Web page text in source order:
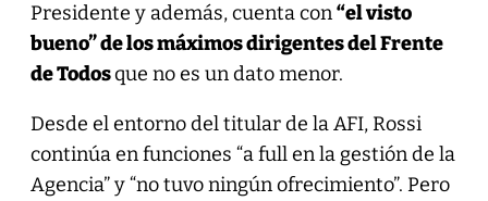
Presidente y además, cuenta con“el visto
bueno” de los máximos dirigentes del Frente
de Todosque no es un dato menor.
Desde el entorno del titular de la AFI, Rossi
continúa en funciones “a full en la gestión de la
Agencia” y “no tuvo ningún ofrecimiento”. Pero